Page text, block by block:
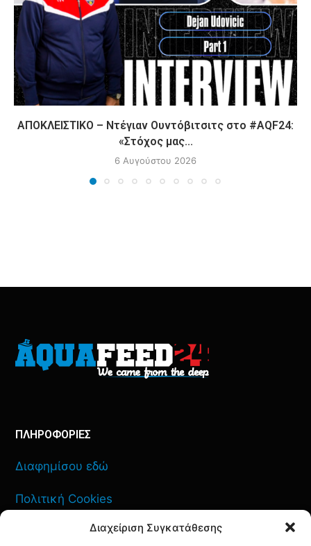
Διαχείριση Συγκατάθεσης
ΑΠΟΚΛΕΙΣΤΙΚΟ – Ντέγιαν Ουντόβιτσιτς στο #AQF24:
«Στόχος μας...
6 Αυγούστου 2026
ΠΛΗΡΟΦΟΡΙΕΣ
Διαφημίσου εδώ
Πολιτική Cookies